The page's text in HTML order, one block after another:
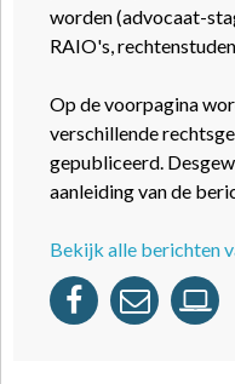
worden (advocaat-
RAIO's,
Op de voorpagina
verschillende
gepubliceerd.
aanleiding van de
Bekijk alle berichten